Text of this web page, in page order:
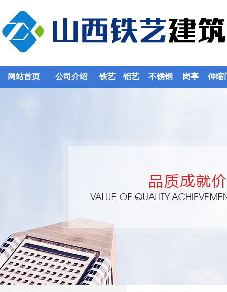
网站首页 公司介绍 铁艺 铝艺 不锈钢 岗亭 伸缩